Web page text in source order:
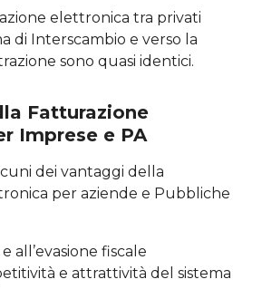
elettronica tra privati
di Interscambio e verso la
sono quasi identici.
Fatturazione
Imprese e PA
dei vantaggi della
per aziende e Pubbliche
all’evasione fiscale
e attrattività del sistema